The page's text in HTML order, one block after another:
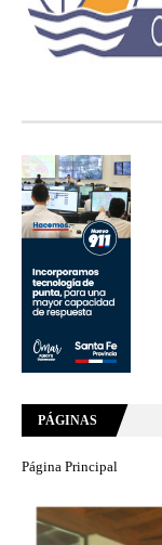
PÁGINAS
Página Principal